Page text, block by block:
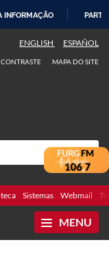
INFORMAÇÃO
ENGLISH ESPAÑOL
MAPA DO SITE
Sistemas Webmail
MENU